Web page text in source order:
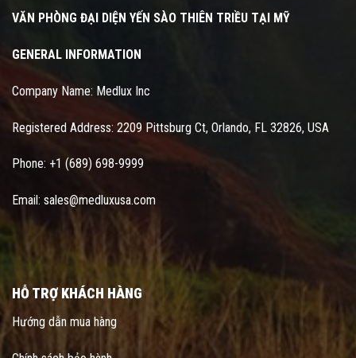
VĂN PHÒNG ĐẠI DIỆN YẾN SÀO THIÊN TRIỀU TẠI MỸ
GENERAL INFORMATION
Company Name: Medlux Inc
Registered Address: 2209 Pittsburg Ct, Orlando, FL 32826, USA
Phone: +1 (689) 698-9999
Email: sales@medluxusa.com
HỖ TRỢ KHÁCH HÀNG
Hướng dẫn mua hàng